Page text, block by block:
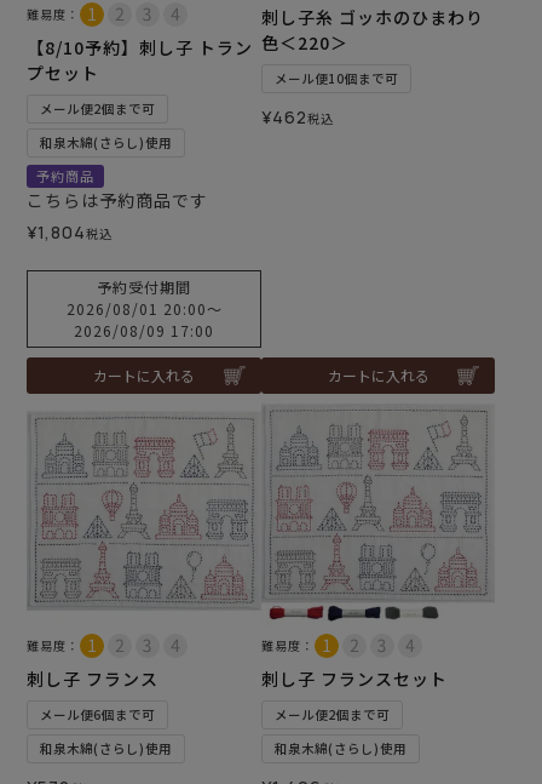
難易度：
【8/10予約】刺し子 トラン
プセット
メール便2個まで可
和泉木綿(さらし)使用
予約商品
こちらは予約商品です
¥1,804税込
予約受付期間
2026/08/01 20:00〜
2026/08/09 17:00
カートに入れる
刺し子糸 ゴッホのひまわり
色＜220＞
メール便10個まで可
¥462税込
カートに入れる
難易度：
刺し子 フランス
メール便6個まで可
和泉木綿(さらし)使用
難易度：
刺し子 フランスセット
メール便2個まで可
和泉木綿(さらし)使用